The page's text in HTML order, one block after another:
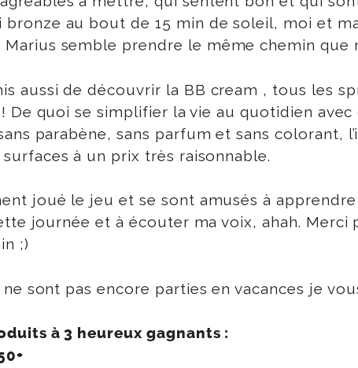
bronze au bout de 15 min de soleil, moi et
semble prendre le même chemin
aussi de découvrir la BB cream , tous les
! De quoi se simplifier la vie au quotidien
parabène, sans parfum et sans colorant,
à un prix très raisonnable.
joué le jeu et se sont amusés à
journée et à écouter ma voix, ahah.
;)
sont pas encore parties en vacances je
à 3 heureux gagnants :